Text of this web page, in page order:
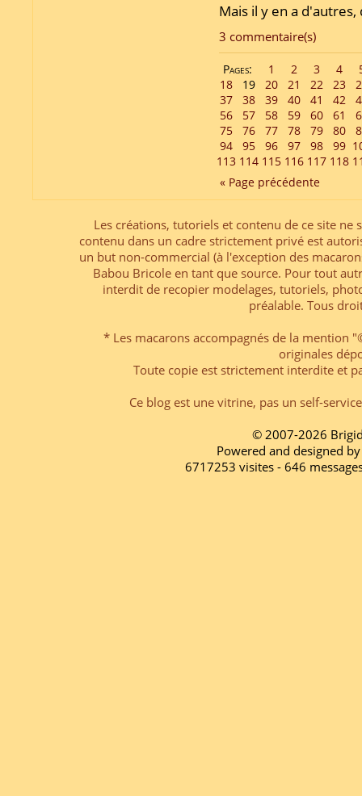
Mais il y en a
3 commentaire(s)
Pages: 1 2 3 4
18
19 20 21 22 23
37
38 39 40 41 42
56
57 58 59 60 61
75
76 77 78 79 80
94
95 96 97 98 99
113 114 115 116 117 118
« Page précédente
Les créations, tutoriels et contenu de ce site
contenu dans un cadre strictement privé est
un but non-commercial (à l'exception des
Babou Bricole en tant que source. Pour tout
interdit de recopier modelages, tutoriels,
préalable. Tous
* Les macarons accompagnés de la mention
originales
Toute copie est strictement interdite et
Ce blog est une vitrine, pas un self-
© 2007-2026
Powered and designed
6717253 visites - 646